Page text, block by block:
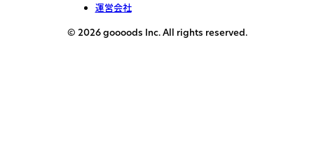
運営会社
© 2026 goooods Inc. All rights reserved.